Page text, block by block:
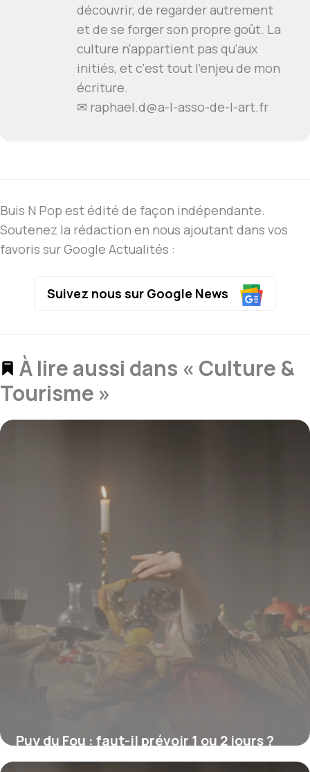
découvrir, de regarder autrement
et de se forger son propre goût. La
culture n'appartient pas qu'aux
initiés, et c'est tout l'enjeu de mon
écriture.
✉ raphael.d@a-l-asso-de-l-art.fr
Buis N Pop est édité de façon indépendante.
Soutenez la rédaction en nous ajoutant dans vos
favoris sur Google Actualités :
Suivez nous sur Google News
À lire aussi dans « Culture &
Tourisme »
Puy du Fou : faut-il prévoir 1 ou 2 jours ?
16 juillet 2026